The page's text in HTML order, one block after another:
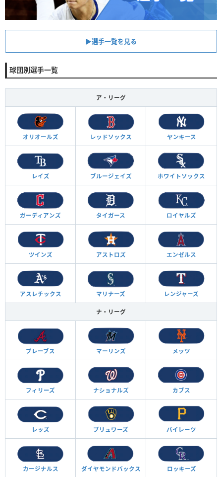
▶︎選手一覧を見る
球団別選手一覧
ア・リーグ
オリオールズ レッドソックス ヤンキース
レイズ ブルージェイズ ホワイトソックス
ガーディアンズ タイガース ロイヤルズ
ツインズ アストロズ エンゼルス
アスレチックス マリナーズ レンジャーズ
ナ・リーグ
ブレーブス マーリンズ メッツ
フィリーズ ナショナルズ カブス
レッズ ブリュワーズ パイレーツ
カージナルス ダイヤモンドバックス ロッキーズ